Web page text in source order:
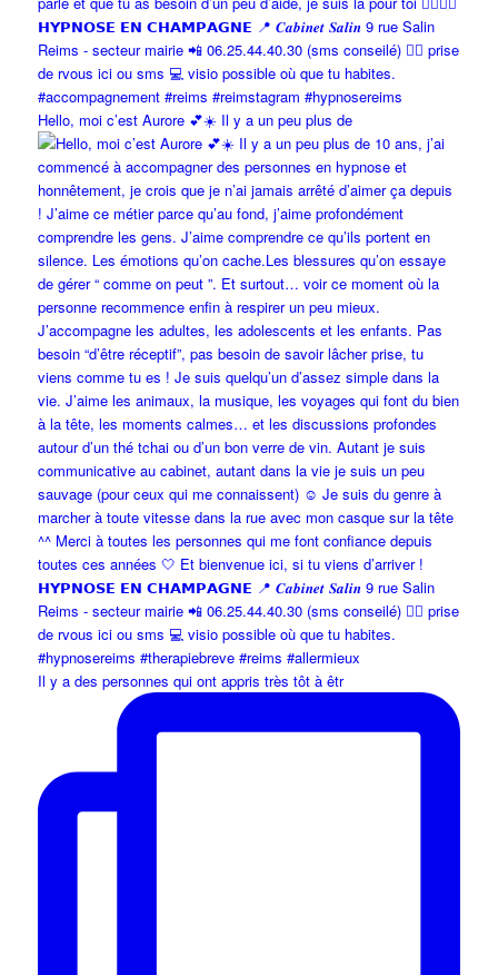
Hello, moi c’est Aurore 💕☀️ Il y a un peu plus de
Il y a des personnes qui ont appris très tôt à êtr